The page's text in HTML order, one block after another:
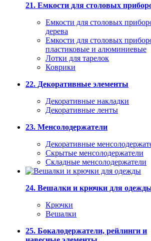
21. Емкости для столовых
Емкости для столовых
дерева
Емкости для столовых
пластиковые и алюминиевые
Лотки для тарелок
Коврики
22. Декоративные элементы
Декоративные накладки
Декоративные ленты
23. Менсолодержатели
Декоративные
Скрытые менсолодержатели
Складные менсолодержатели
24. Вешалки и крючки для
Крючки
Вешалки
25. Бокалодержатели, рейлинги и